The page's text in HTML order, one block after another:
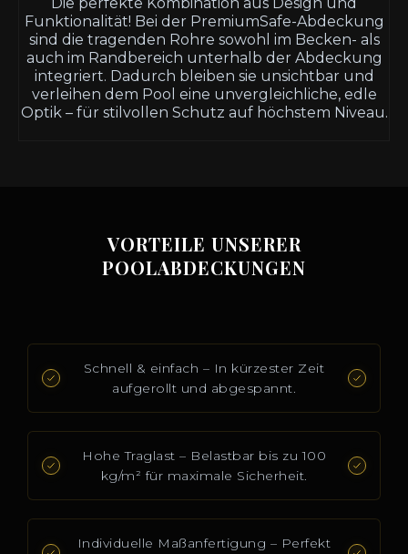
Funktionalität! Bei der PremiumSafe-Abdeckung
sind die tragenden Rohre sowohl im Becken- als
auch im Randbereich unterhalb der Abdeckung
integriert. Dadurch bleiben sie unsichtbar und
verleihen dem Pool eine unvergleichliche, edle
Optik – für stilvollen Schutz auf höchstem Niveau.
VORTEILE UNSERER
POOLABDECKUNGEN
Schnell & einfach – In kürzester Zeit
aufgerollt und abgespannt.
Hohe Traglast – Belastbar bis zu 100
kg/m² für maximale Sicherheit.
Individuelle Maßanfertigung – Perfekt